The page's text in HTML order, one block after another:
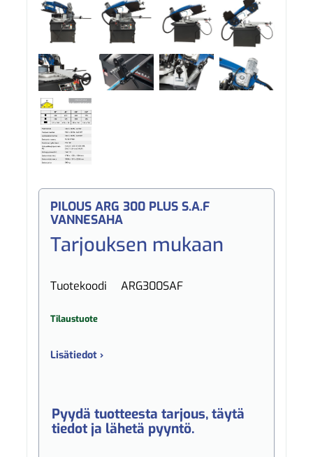
PILOUS ARG 300 PLUS S.A.F
VANNESAHA
Tarjouksen mukaan
Tuotekoodi ARG300SAF
Tilaustuote
Lisätiedot ›
Pyydä tuotteesta tarjous, täytä
tiedot ja lähetä pyyntö.